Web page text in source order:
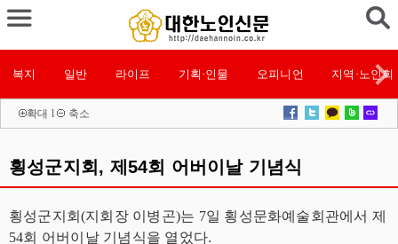
복지 일반 라이프 기획·인물 오피니언 지역·노인회
확대 l 축소
횡성군지회, 제54회 어버이날 기념식
횡성군지회(지회장 이병곤)는 7일 횡성문화예술회관에서 제
54회 어버이날 기념 식을 열었다.